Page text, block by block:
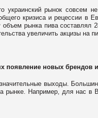
украинский рынок совсем
кризиса и рецессии в
объем рынка пива
увеличить акцизы
появление новых
выходы.
рынке. Например, для нас в